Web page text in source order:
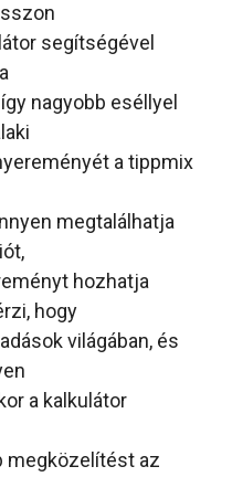
segítségével
nagyobb eséllyel
a tippmix
megtalálhatja
hozhatja
hogy
világában, és
a kalkulátor
megközelítést az